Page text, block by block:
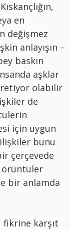
en
değişmez
anlayışın –
baskın
aşklar
olabilir
de
için uygun
bunu
çerçevede
örüntüler
bir anlamda
karşıt